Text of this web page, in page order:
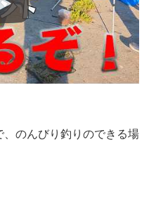
のんびり釣りのできる場